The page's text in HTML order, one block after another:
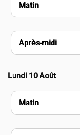
Matin
Après-midi
Lundi 10 Août
Matin